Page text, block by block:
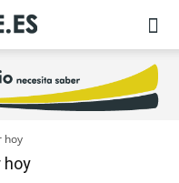
hoy
hoy